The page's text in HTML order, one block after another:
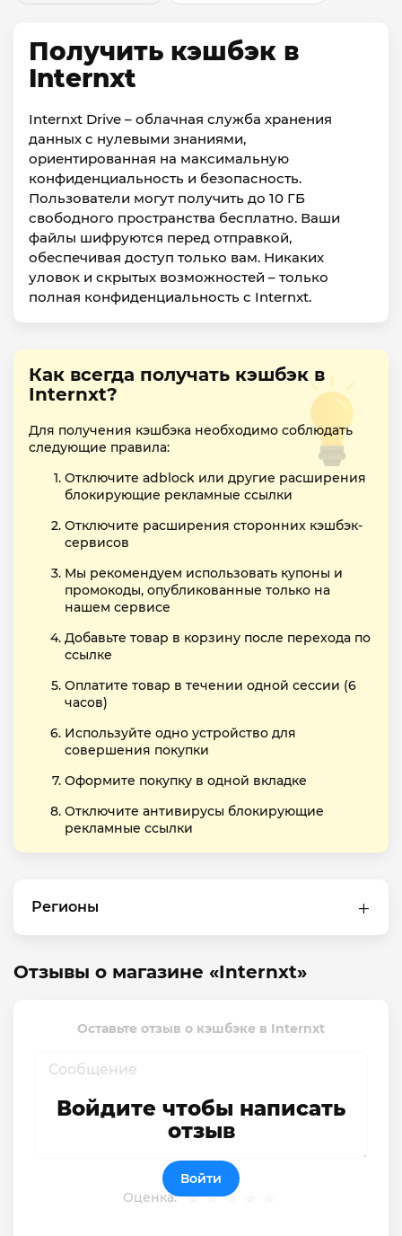
Получить кэшбэк в
Internxt
Internxt Drive – облачная служба хранения
данных с нулевыми знаниями,
ориентированная на максимальную
конфиденциальность и безопасность.
Пользователи могут получить до 10 ГБ
свободного пространства бесплатно. Ваши
файлы шифруются перед отправкой,
обеспечивая доступ только вам. Никаких
уловок и скрытых возможностей – только
полная конфиденциальность с Internxt.
Как всегда получать кэшбэк в
Internxt?
Для получения кэшбэка необходимо соблюдать
следующие правила:
Отключите adblock или другие расширения
блокирующие рекламные ссылки
Отключите расширения сторонних кэшбэк-
сервисов
Мы рекомендуем использовать купоны и
промокоды, опубликованные только на
нашем сервисе
Добавьте товар в корзину после перехода по
ссылке
Оплатите товар в течении одной сессии (6
часов)
Используйте одно устройство для
совершения покупки
Оформите покупку в одной вкладке
Отключите антивирусы блокирующие
рекламные ссылки
Регионы
Отзывы о магазине «Internxt»
Оставьте отзыв о кэшбэке в Internxt
Оценка:
Войдите чтобы написать
отзыв
Войти